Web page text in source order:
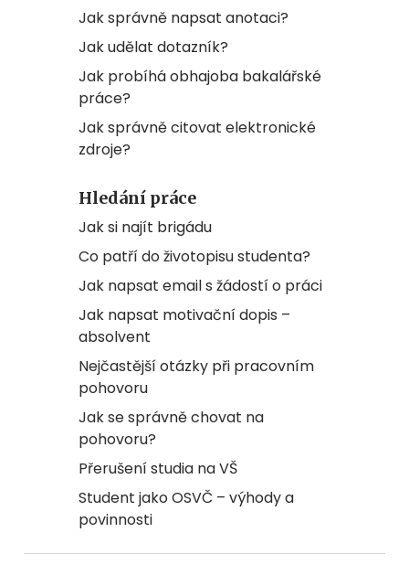
Jak správně napsat anotaci?
Jak udělat dotazník?
Jak probíhá obhajoba bakalářské
práce?
Jak správně citovat elektronické
zdroje?
Hledání práce
Jak si najít brigádu
Co patří do životopisu studenta?
Jak napsat email s žádostí o práci
Jak napsat motivační dopis –
absolvent
Nejčastější otázky při pracovním
pohovoru
Jak se správně chovat na
pohovoru?
Přerušení studia na VŠ
Student jako OSVČ – výhody a
povinnosti